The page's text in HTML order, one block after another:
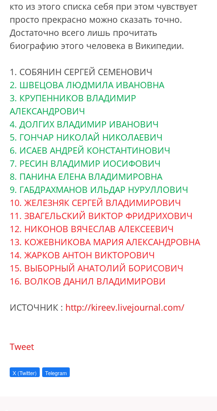
кто из этого списка себя при этом чувствует
просто прекрасно можно сказать точно.
Достаточно всего лишь прочитать
биографию этого человека в Википедии.
1. СОБЯНИН СЕРГЕЙ СЕМЕНОВИЧ
2. ШВЕЦОВА ЛЮДМИЛА ИВАНОВНА
3. КРУПЕННИКОВ ВЛАДИМИР
АЛЕКСАНДРОВИЧ
4. ДОЛГИХ ВЛАДИМИР ИВАНОВИЧ
5. ГОНЧАР НИКОЛАЙ НИКОЛАЕВИЧ
6. ИСАЕВ АНДРЕЙ КОНСТАНТИНОВИЧ
7. РЕСИН ВЛАДИМИР ИОСИФОВИЧ
8. ПАНИНА ЕЛЕНА ВЛАДИМИРОВНА
9. ГАБДРАХМАНОВ ИЛЬДАР НУРУЛЛОВИЧ
10. ЖЕЛЕЗНЯК СЕРГЕЙ ВЛАДИМИРОВИЧ
11. ЗВАГЕЛЬСКИЙ ВИКТОР ФРИДРИХОВИЧ
12. НИКОНОВ ВЯЧЕСЛАВ АЛЕКСЕЕВИЧ
13. КОЖЕВНИКОВА МАРИЯ АЛЕКСАНДРОВНА
14. ЖАРКОВ АНТОН ВИКТОРОВИЧ
15. ВЫБОРНЫЙ АНАТОЛИЙ БОРИСОВИЧ
16. ВОЛКОВ ДАНИЛ ВЛАДИМИРОВИ
ИСТОЧНИК : http://kireev.livejournal.com/
Tweet
X (Twitter) Telegram